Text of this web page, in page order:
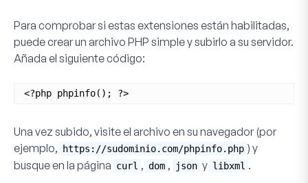
Para comprobar si estas extensiones están habilitadas,
puede crear un archivo PHP simple y subirlo a su servidor.
Añada el siguiente código:
<?php phpinfo(); ?>
Una vez subido, visite el archivo en su navegador (por
ejemplo, https://sudominio.com/phpinfo.php ) y
busque en la página curl , dom , json y libxml .